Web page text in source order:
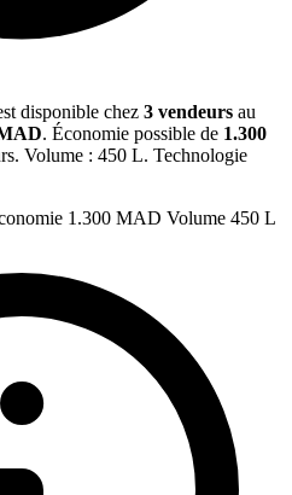
disponible chez 3 vendeurs au
. Économie possible de 1.300
Volume : 450 L. Technologie
1.300 MAD Volume 450 L